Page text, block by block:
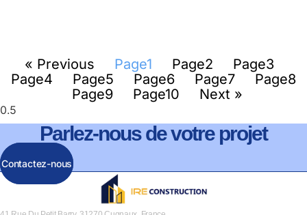
« Previous Page1 Page2 Page3
Page4 Page5 Page6 Page7 Page8
Page9 Page10 Next »
Parlez-nous de votre projet
Contactez-nous